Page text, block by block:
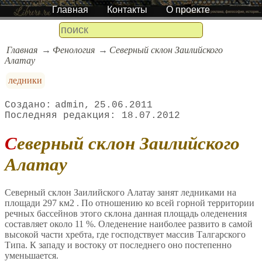
Главная Контакты О проекте
Главная Фенология
Северный склон Заилийского
Алатау
ледники
admin
25.06.2011
18.07.2012
Северный склон Заилийского
Алатау
Северный склон Заилийского Алатау занят ледниками на
площади 297 км2 . По отношению ко всей горной территории
речных бассейнов этого склона данная площадь оледенения
составляет около 11 %. Оледенение наиболее развито в самой
высокой части хребта, где господствует массив Талгарского
Типа. К западу и востоку от последнего оно постепенно
уменьшается.